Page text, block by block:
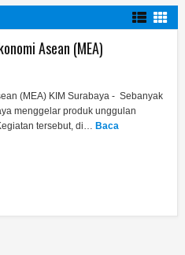
Asean (MEA)
(MEA) KIM Surabaya - Sebanyak
menggelar produk unggulan
tersebut, di… Baca